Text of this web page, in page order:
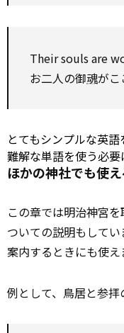
Their souls are
お二人の御魂がこ
とてもシンプルな英
難解な単語を使う必要
ほかの神社でも使
この章では明治神宮
ついての説明もして
案内するときにも使え
例として、鳥居と参拝